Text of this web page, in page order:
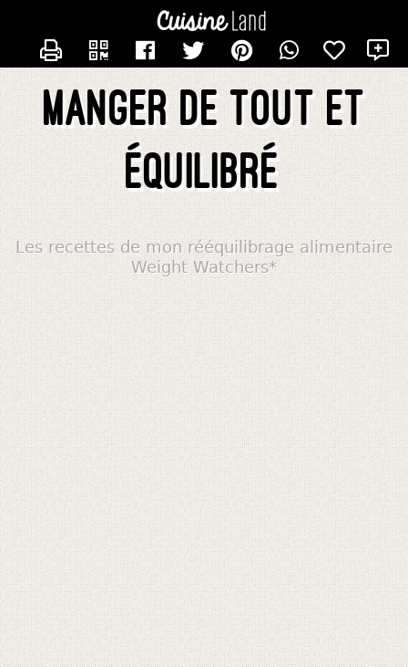
Manger de tout et
équilibré
Les recettes de mon rééquilibrage alimentaire
Weight Watchers*
CONTACTER ALIMENTATIONWW